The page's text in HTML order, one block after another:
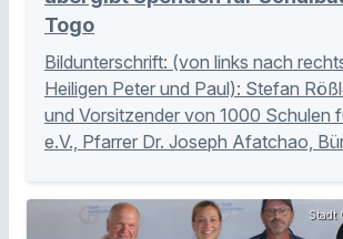
Togo
Bildunterschrift: (von links nach
Heiligen Peter und Paul): Stefan
und Vorsitzender von 1000 Schulen
e.V., Pfarrer Dr. Joseph Afatchao,
Stadt